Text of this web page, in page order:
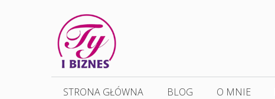
STRONA GŁÓWNA BLOG O MNIE